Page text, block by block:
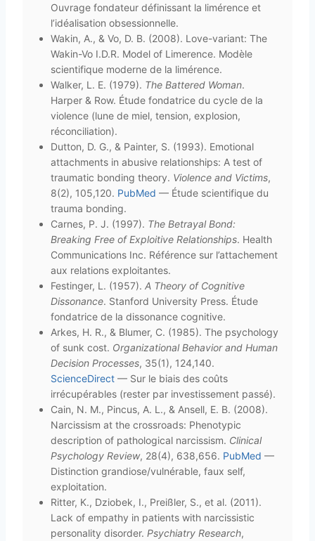
Ouvrage fondateur définissant la limérence et
l’idéalisation obsessionnelle.
Wakin, A., & Vo, D. B. (2008). Love-variant: The
Wakin-Vo I.D.R. Model of Limerence. Modèle
scientifique moderne de la limérence.
Walker, L. E. (1979). The Battered Woman.
Harper & Row. Étude fondatrice du cycle de la
violence (lune de miel, tension, explosion,
réconciliation).
Dutton, D. G., & Painter, S. (1993). Emotional
attachments in abusive relationships: A test of
traumatic bonding theory. Violence and Victims,
8(2), 105,120. PubMed — Étude scientifique du
trauma bonding.
Carnes, P. J. (1997). The Betrayal Bond:
Breaking Free of Exploitive Relationships. Health
Communications Inc. Référence sur l’attachement
aux relations exploitantes.
Festinger, L. (1957). A Theory of Cognitive
Dissonance. Stanford University Press. Étude
fondatrice de la dissonance cognitive.
Arkes, H. R., & Blumer, C. (1985). The psychology
of sunk cost. Organizational Behavior and Human
Decision Processes, 35(1), 124,140.
ScienceDirect — Sur le biais des coûts
irrécupérables (rester par investissement passé).
Cain, N. M., Pincus, A. L., & Ansell, E. B. (2008).
Narcissism at the crossroads: Phenotypic
description of pathological narcissism. Clinical
Psychology Review, 28(4), 638,656. PubMed —
Distinction grandiose/vulnérable, faux self,
exploitation.
Ritter, K., Dziobek, I., Preißler, S., et al. (2011).
Lack of empathy in patients with narcissistic
personality disorder. Psychiatry Research,